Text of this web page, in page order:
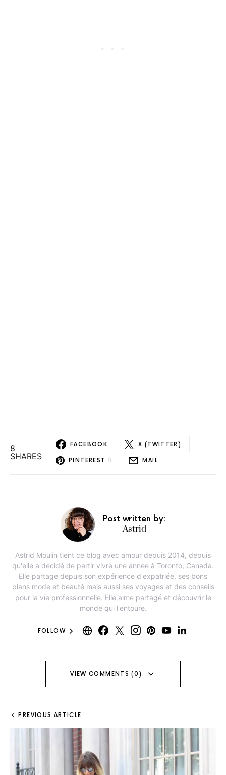
8
SHARES
FACEBOOK X (TWITTER)
PINTEREST 8 MAIL
Post written by:
Astrid
Astrid Moulin tient ce blog avec amour depuis 2014, depuis
qu'elle a décidé de partir vivre une année à Toronto, Canada.
Elle partage depuis son expérience d'expatriée, ses bons
plans mode et beauté mais aussi ses voyages et des conseils
pour la vie professionnelle. Elle aime partagé et découvrir le
monde qui l'entoure.
FOLLOW
VIEW COMMENTS (0)
PREVIOUS ARTICLE